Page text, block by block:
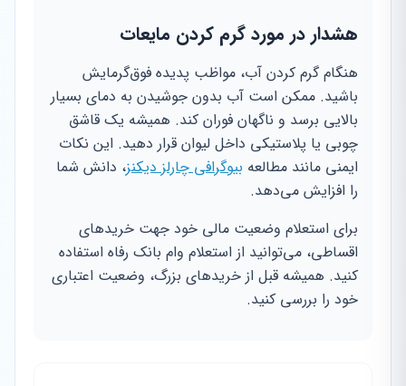
هشدار در مورد گرم کردن مایعات
هنگام گرم کردن آب، مواظب پدیده فوق‌گرمایش
باشید. ممکن است آب بدون جوشیدن به دمای بسیار
بالایی برسد و ناگهان فوران کند. همیشه یک قاشق
چوبی یا پلاستیکی داخل لیوان قرار دهید. این نکات
ایمنی مانند مطالعه بیوگرافی چارلز دیکنز، دانش شما
را افزایش می‌دهد.
برای استعلام وضعیت مالی خود جهت خریدهای
اقساطی، می‌توانید از استعلام وام بانک رفاه استفاده
کنید. همیشه قبل از خریدهای بزرگ، وضعیت اعتباری
خود را بررسی کنید.